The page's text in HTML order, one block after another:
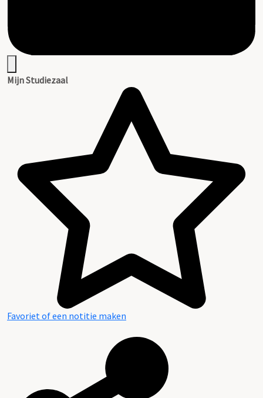
Mijn Studiezaal
Favoriet of een notitie maken